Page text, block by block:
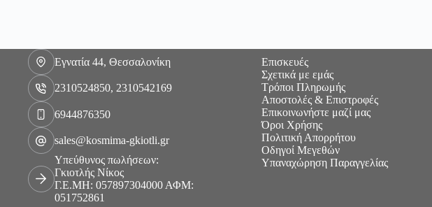
Εγνατία 44, Θεσσαλονίκη
2310524850, 2310542169
6944876350
sales@kosmima-gkiotli.gr
Υπεύθυνος πωλήσεων:
Γκιοτλής Νίκος
Γ.Ε.ΜΗ: 057897304000 ΑΦΜ:
051752861
Επισκευές
Σχετικά με εμάς
Τρόποι Πληρωμής
Αποστολές & Επιστροφές
Επικοινωνήστε μαζί μας
Όροι Χρήσης
Πολιτική Απορρήτου
Οδηγοί Μεγεθών
Υπαναχώρηση Παραγγελίας